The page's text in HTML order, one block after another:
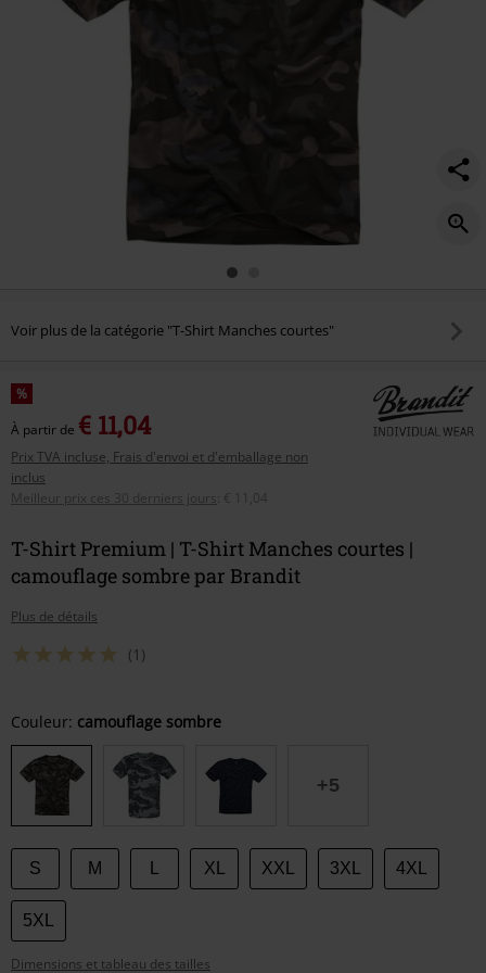
Voir plus de la catégorie "T-Shirt Manches courtes"
%
À partir de € 11,04
Prix TVA incluse, Frais d'envoi et d'emballage non
inclus
Meilleur prix ces 30 derniers jours
€ 11,04
T-Shirt Premium | T-Shirt Manches courtes |
camouflage sombre par Brandit
Plus de détails
(1)
Choisissez
votre
taille
Couleur: camouflage sombre
+5
S M XL XXL 3XL 4XL
5XL
Dimensions et tableau des tailles